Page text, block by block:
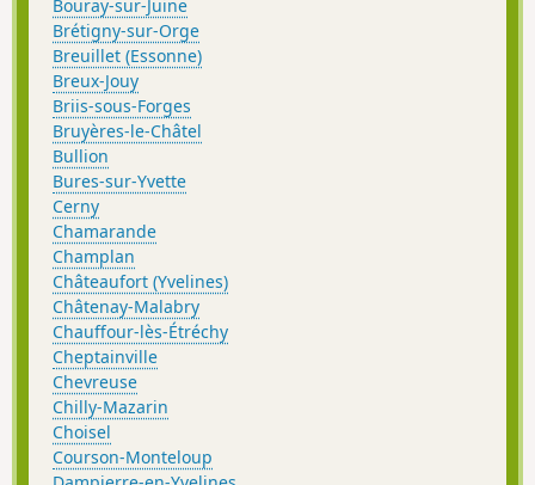
Bouray-sur-Juine
Brétigny-sur-Orge
Breuillet (Essonne)
Breux-Jouy
Briis-sous-Forges
Bruyères-le-Châtel
Bullion
Bures-sur-Yvette
Cerny
Chamarande
Champlan
Châteaufort (Yvelines)
Châtenay-Malabry
Chauffour-lès-Étréchy
Cheptainville
Chevreuse
Chilly-Mazarin
Choisel
Courson-Monteloup